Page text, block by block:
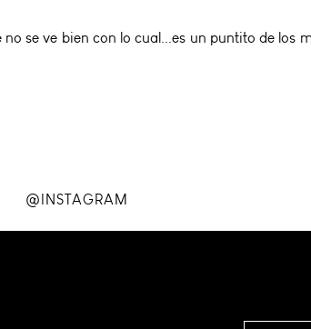
se ve bien con lo cual...es un puntito de los
@INSTAGRAM